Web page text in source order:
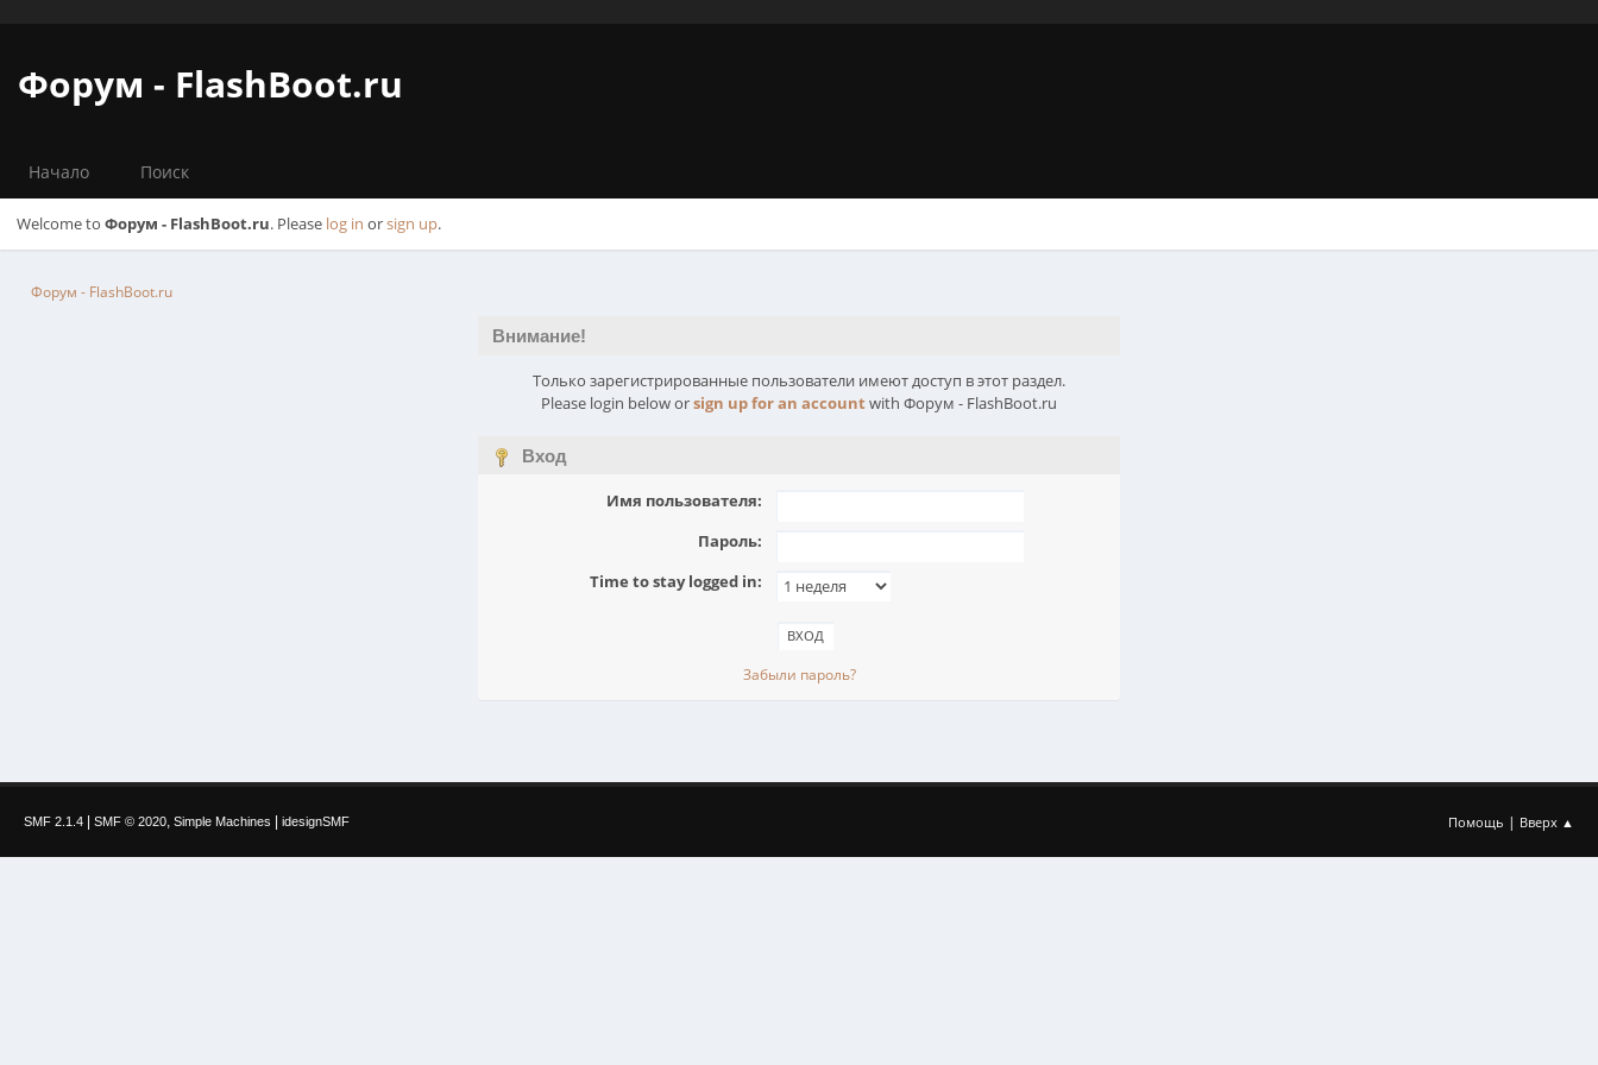
Форум - FlashBoot.ru
Начало Поиск
Welcome to Форум - FlashBoot.ru. Please log in orsign up.
Форум - FlashBoot.ru
Внимание!
Только зарегистрированные пользователи имеют доступ в этот раздел.
Please login below orsign up for an accountwith Форум - FlashBoot.ru
Вход
Имя пользователя:
Пароль:
Time to stay logged in:
Забыли пароль?
Помощь | Вверх ▲
SMF 2.1.4 SMF © 2020, Simple Machines idesignSMF